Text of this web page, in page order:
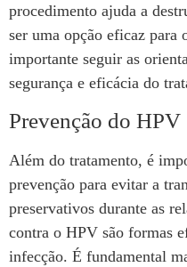
procedimento ajuda a
ser uma opção eficaz para
importante seguir as
segurança e eficácia do
Prevenção do HPV
Além do tratamento, é
prevenção para evitar a
preservativos durante as
contra o HPV são formas
infecção. É fundamental